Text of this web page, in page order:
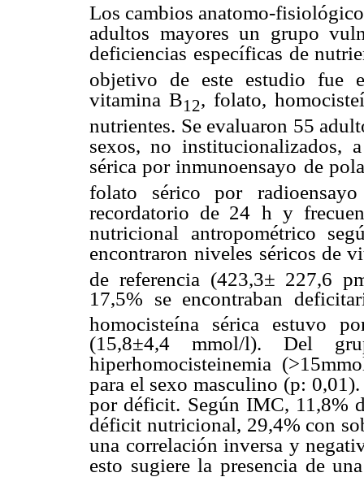
Los cambios anatomo-
adultos mayores un grupo
deficiencias específicas de
objetivo de este estudio fue
vitamina B12, folato,
nutrientes. Se evaluaron 55
sexos, no institucionalizados,
sérica por inmunoensayo de
folato sérico por
recordatorio de 24 h y
nutricional
antropométrico
encontraron niveles séricos de
de referencia (423,3± 227,6
17,5% se encontraban
homocisteína sérica estuvo
(15,8±4,4 mmol/l). Del
hiperhomocisteinemia
para el sexo masculino (p:
por déficit. Según IMC, 11,8%
déficit nutricional, 29,4% con
una correlación inversa y
esto sugiere la presencia de una